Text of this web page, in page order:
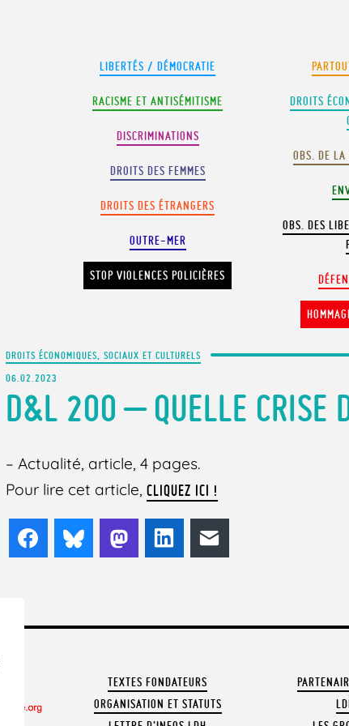
LIBERTÉS / DÉMOCRATIE
RACISME ET ANTISÉMITISME
DISCRIMINATIONS
DROITS DES FEMMES
DROITS DES ÉTRANGERS
OUTRE-MER
STOP VIOLENCES POLICIÈRES
DROITS
OBS. DE LA
OBS. DES
DROITS ÉCONOMIQUES, SOCIAUX ET CULTURELS
06.02.2023
D&L 200 –QUELLE CRISE
– Actualité, article, 4 pages.
Pour lire cet article,CLIQUEZ ICI !
FacebookBlueskyMastodonLinkedIn
TEXTES FONDATEURS
ORGANISATION ET STATUTS